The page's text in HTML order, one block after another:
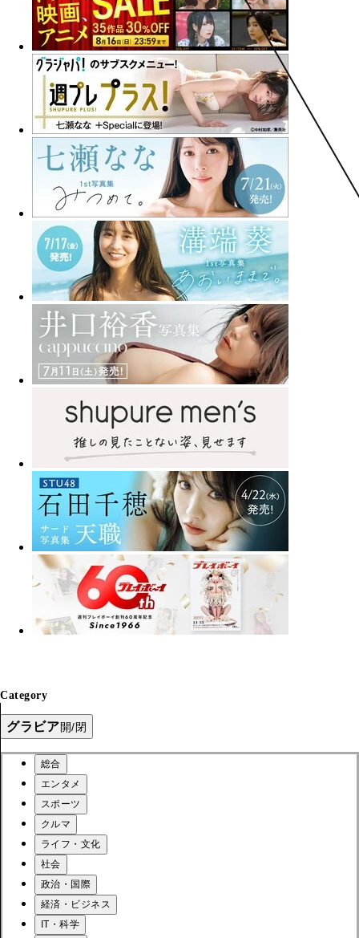
Category
グラビア開/閉
総合
エンタメ
スポーツ
クルマ
ライフ・文化
社会
政治・国際
経済・ビジネス
IT・科学